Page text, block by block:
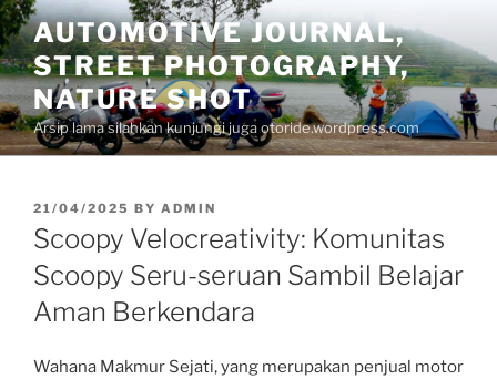
Skip
to
content
AUTOMOTIVE JOURNAL,
STREET PHOTOGRAPHY,
NATURE SHOT
Arsip lama silahkan kunjungi juga otoride.wordpress.com
POSTED
ON
21/04/2025 BY ADMIN
Scoopy Velocreativity: Komunitas
Scoopy Seru-seruan Sambil Belajar
Aman Berkendara
Wahana Makmur Sejati, yang merupakan penjual motor